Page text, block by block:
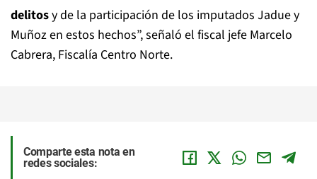
delitosy de la participación de los imputados Jadue y
Muñoz en estos hechos”, señaló el fiscal jefe Marcelo
Cabrera, Fiscalía Centro Norte.
Comparte esta nota en
redes sociales: